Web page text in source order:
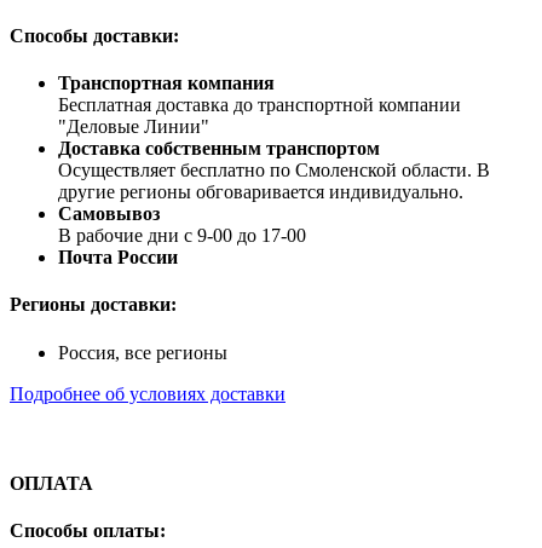
Способы доставки:
Транспортная компания
Бесплатная доставка до транспортной компании
"Деловые Линии"
Доставка собственным транспортом
Осуществляет бесплатно по Смоленской области. В
другие регионы обговаривается индивидуально.
Самовывоз
В рабочие дни с 9-00 до 17-00
Почта России
Регионы доставки:
Россия, все регионы
Подробнее об условиях доставки
ОПЛАТА
Способы оплаты: